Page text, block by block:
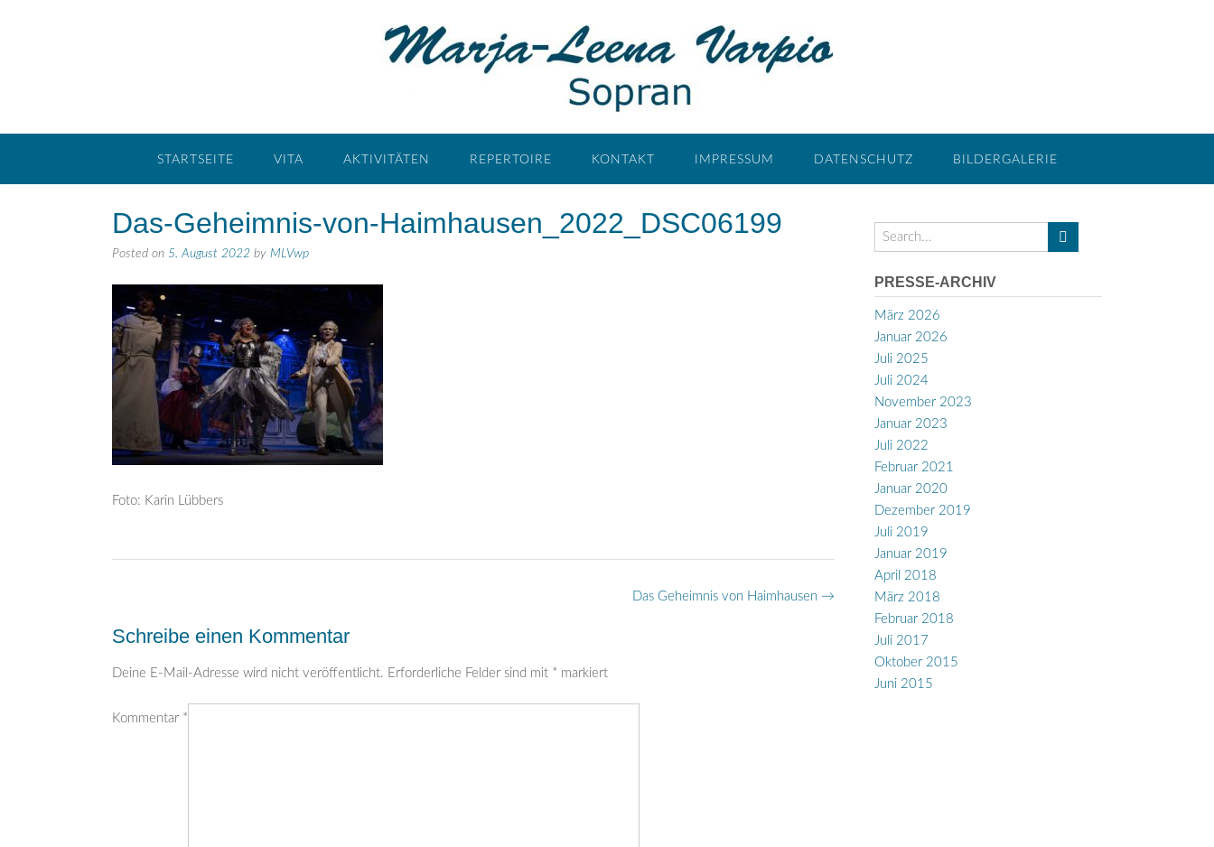
STARTSEITE VITA AKTIVITÄTEN REPERTOIRE KONTAKT IMPRESSUM DATENSCHUTZ BILDERGALERIE
Das-Geheimnis-von-Haimhausen_2022_DSC06199
Posted on 5. August 2022 by MLVwp
Foto: Karin Lübbers
Das Geheimnis von Haimhausen →
Schreibe einen Kommentar
Deine E-Mail-Adresse wird nicht veröffentlicht. Erforderliche Felder sind mit * markiert
Kommentar *
PRESSE-ARCHIV
März 2026
Januar 2026
Juli 2025
Juli 2024
November 2023
Januar 2023
Juli 2022
Februar 2021
Januar 2020
Dezember 2019
Juli 2019
Januar 2019
April 2018
März 2018
Februar 2018
Juli 2017
Oktober 2015
Juni 2015